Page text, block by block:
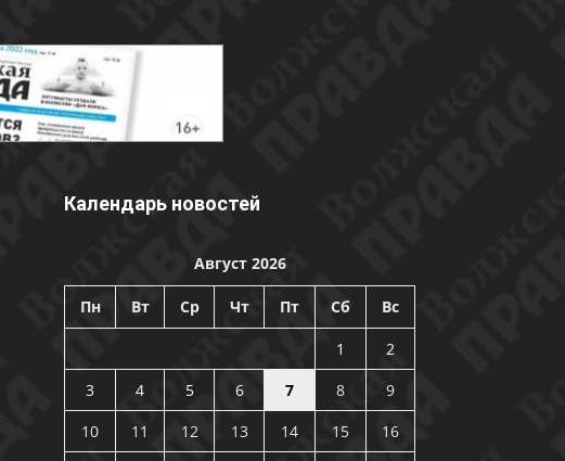
Календарь новостей
Август 2026
Пн Вт Ср Чт Пт Сб Вс
1
2
3
4 5 6 7 8
9
10
11 12 13 14 15
16